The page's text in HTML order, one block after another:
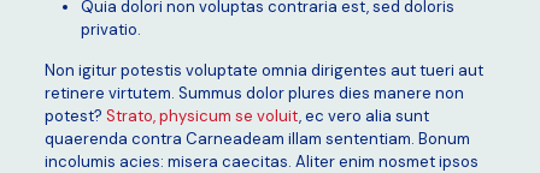
Quia dolori non voluptas contraria est, sed doloris
privatio.
Non igitur potestis voluptate omnia dirigentes aut tueri aut
retinere virtutem. Summus dolor plures dies manere non
potest? Strato, physicum se voluit, ec vero alia sunt
quaerenda contra Carneadeam illam sententiam. Bonum
incolumis acies: misera caecitas. Aliter enim nosmet ipsos